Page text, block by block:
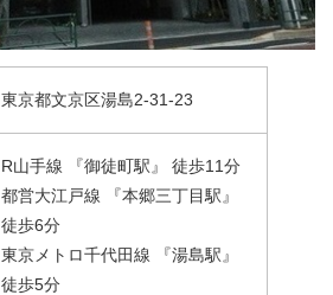
東京都文京区湯島2-31-23
R山手線 『御徒町駅』 徒歩11分
都営大江戸線 『本郷三丁目駅』
徒歩6分
東京メトロ千代田線 『湯島駅』
徒歩5分